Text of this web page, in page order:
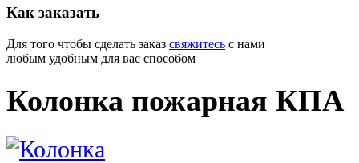
Как заказать
Для того чтобы сделать заказ свяжитесь с нами
любым удобным для вас способом
Колонка пожарная КПА